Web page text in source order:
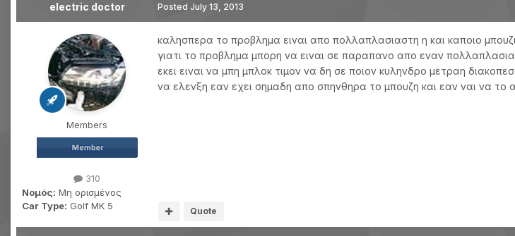
electric doctor
Members
310
Νομός: Μη ορισμένος
Car Type: Golf MK 5
Posted July 13, 2013
καλησπερα το προβλημα ειναι απο πολλαπλασιαστη η και καποιο
γιατι το προβλημα μπορη να ειναι σε παραπανο απο εναν
εκει ειναι να μπη μπλοκ τιμον να δη σε ποιον κυληνδρο μετραη
να ελενξη εαν εχει σημαδη απο σπηνθηρα το μπουζη και εαν ναι να
Quote